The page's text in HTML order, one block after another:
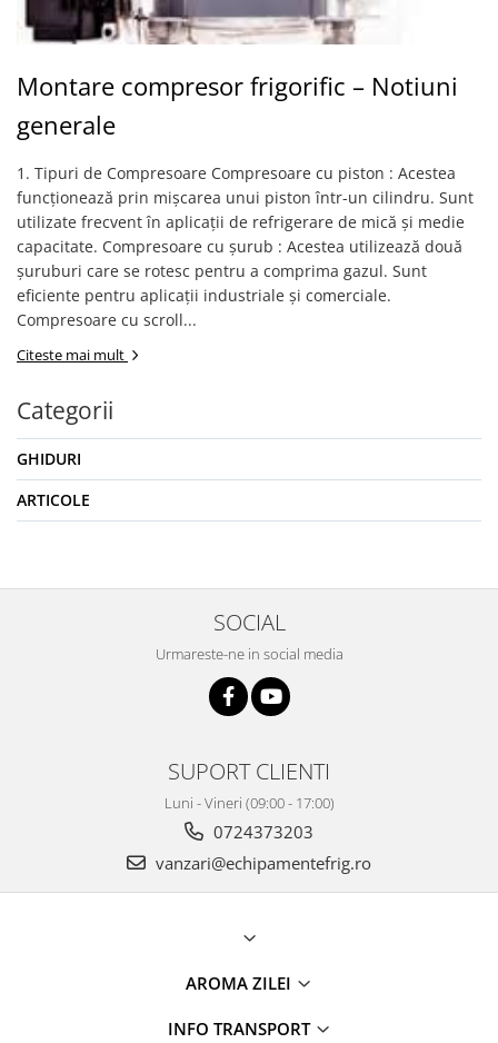
Montare compresor frigorific – Notiuni
generale
1. Tipuri de Compresoare Compresoare cu piston : Acestea
funcționează prin mișcarea unui piston într-un cilindru. Sunt
utilizate frecvent în aplicații de refrigerare de mică și medie
capacitate. Compresoare cu șurub : Acestea utilizează două
șuruburi care se rotesc pentru a comprima gazul. Sunt
eficiente pentru aplicații industriale și comerciale.
Compresoare cu scroll...
Citeste mai mult
Categorii
GHIDURI
ARTICOLE
SOCIAL
Urmareste-ne in social media
SUPORT CLIENTI
Luni - Vineri (09:00 - 17:00)
0724373203
vanzari@echipamentefrig.ro
AROMA ZILEI
INFO TRANSPORT